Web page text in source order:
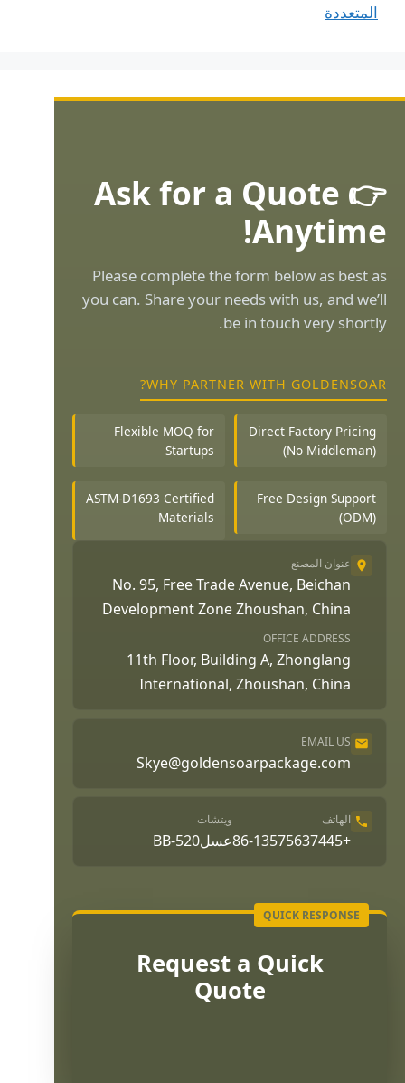
المتعددة
👉 Ask for a Quote
Anytime!
Please complete the form below as best as
you can. Share your needs with us, and we’ll
be in touch very shortly.
WHY PARTNER WITH GOLDENSOAR?
Direct Factory Pricing
(No Middleman)
Flexible MOQ for
Startups
Free Design Support
(ODM)
ASTM-D1693 Certified
Materials
عنوان المصنع
No. 95, Free Trade Avenue, Beichan
Development Zone Zhoushan, China
OFFICE ADDRESS
11th Floor, Building A, Zhonglang
International, Zhoushan, China
EMAIL US
Skye@goldensoarpackage.com
الهاتف
+86-13575637445
ويتشات
عسلBB-520
Request a Quick
Quote